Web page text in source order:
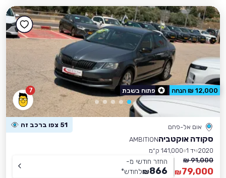
7
אום אל-פחם 51 צפו ברכב זה
סקודה אוקטביהAMBITION
2020 יד 1
141,000 ק״מ
91,000 ₪
79,000
₪
החזר חודשי מ-
866
₪לחודש*
12,000 ₪ הנחה פתוח בשבת